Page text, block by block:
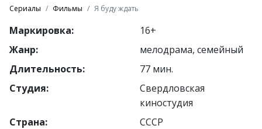
Сериалы Фильмы Я буду ждать
Маркировка:
16+
Жанр:
мелодрама, семейный
Длительность:
77 мин.
Студия:
Свердловская
киностудия
Страна:
СССР